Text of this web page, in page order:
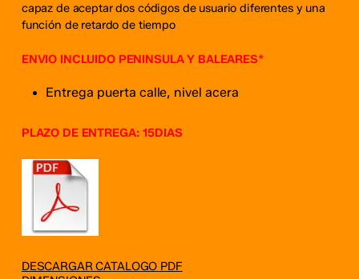
capaz de aceptar dos códigos de usuario diferentes y una
función de retardo de tiempo
ENVIO INCLUIDO PENINSULA Y BALEARES*
Entrega puerta calle, nivel acera
PLAZO DE ENTREGA: 15DIAS
DESCARGAR CATALOGO PDF